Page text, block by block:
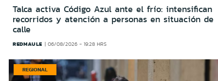
Talca activa Código Azul ante el frío: intensifican
recorridos y atención a personas en situación de
calle
REDMAULE 06/08/2026 - 19:28 HRS
REGIONAL